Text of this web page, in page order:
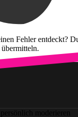
Fehler entdeckt?
moderieren